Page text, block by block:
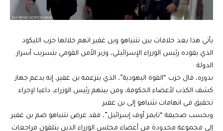
يأتي هذا بعد خلافات بين نتنياهو وبن غفير اتهم خلالها حزب الليكود
الذي يقوده رئيس الوزراء الإسرائيلي، وزير الأمن القومي بتسريب أسرار
الدولة.
بدوره، قال حزب “القوة اليهودية”، الذي يتزعمه بن غفير، إنه يدعم جهاز
كشف الكذب لأعضاء الحكومة، ومن بينهم رئيس الوزراء، داعيا لإجراء
تحقيق في اتهامات نتنياهو إلى بن غفير.
وبحسب صحيفة “تايمز أوف إسرائيل”، فقد عرض نتنياهو ضم بن غفير
إلى مجموعة محدودة من أعضاء مجلس الوزراء الذين يتلقون مراجعات